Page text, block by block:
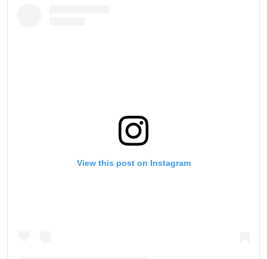
View this post on Instagram